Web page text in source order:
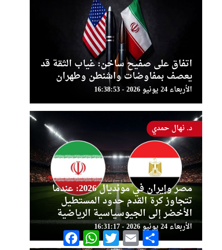
اتفاق على صفيح ساخن: غياب الثقة قد
يعصف بمفاوضات واشنطن وطهران
الأربعاء 24 يونيو 2026 - 16:38:53
مصر وإيران في مونديال 2026: عندما
تتجاوز كرة القدم حدود المستطيل
الأخضر إلى الجيوسياسية الرياضية
الأربعاء 24 يونيو 2026 - 16:31:17
د. نهال حمدي
FacebookWhatsAppTwitter Email Share